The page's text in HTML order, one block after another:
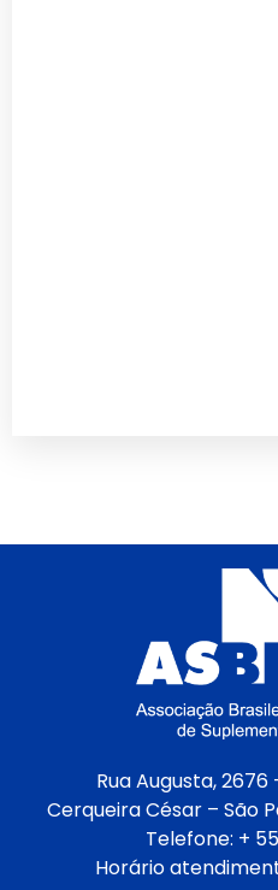
Rua Augusta, 2676
Cerqueira César – São
Telefone: +
Horário